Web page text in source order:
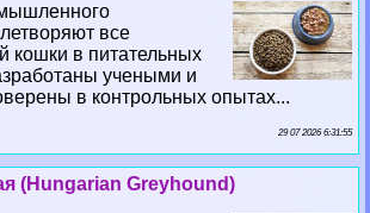
все
кошки в питательных
учеными и
в контрольных опытах...
29 07 2026 6:31:55
(Hungarian Greyhound)